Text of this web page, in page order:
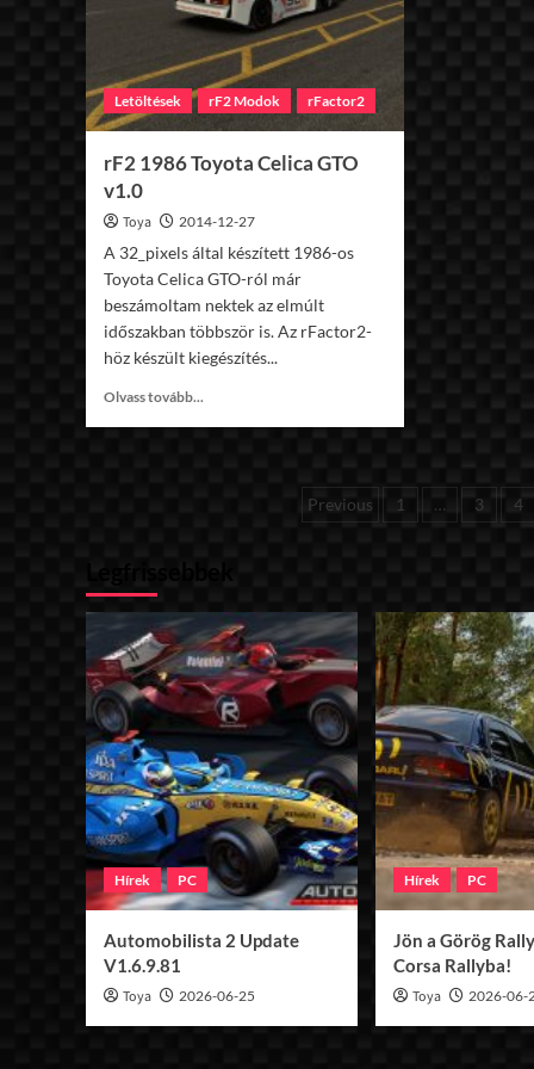
Letöltések rF2 Modok rFactor2
rF2 1986 Toyota Celica GTO
v1.0
Toya 2014-12-27
A 32_pixels által készített 1986-os
Toyota Celica GTO-ról már
beszámoltam nektek az elmúlt
időszakban többször is. Az rFactor2-
höz készült kiegészítés...
Olvass tovább...
Bejegyzések
Previous 1 … 3 4
Hírek PC
Automobilista 2 Update
V1.6.9.81
Toya 2026-06-25
Hírek PC
Jön a Görög
Corsa Rallyba!
Toya 2026-06-